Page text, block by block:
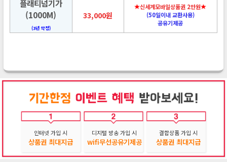
플래티넘기가
(1000M)
(3년 약정)
33,000원
신세계모바일상품권 2만원
(50일이내 교환사용)
공유기제공
인터넷 가입 시
상품권 최대지급
디지털 방송 가입 시
wifi무선공유기제공
결합상품 가입 시
상품권 최대지급